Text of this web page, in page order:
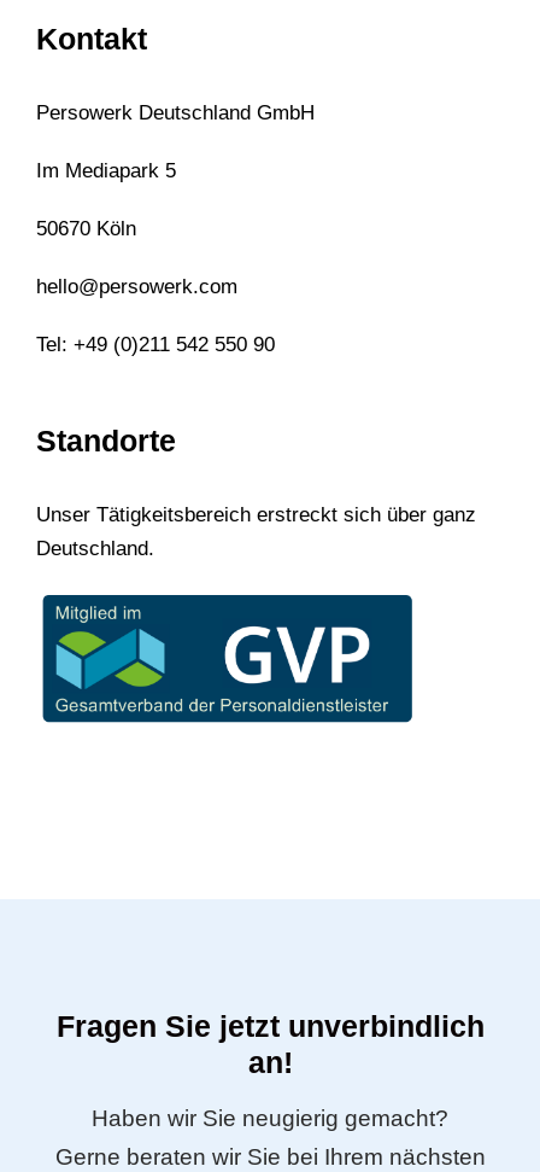
Kontakt
Persowerk Deutschland GmbH
Im Mediapark 5
50670 Köln
hello@persowerk.com
Tel: +49 (0)211 542 550 90
Standorte
Unser Tätigkeitsbereich erstreckt sich über ganz
Deutschland.
Fragen Sie jetzt unverbindlich
an!
Haben wir Sie neugierig gemacht?
Gerne beraten wir Sie bei Ihrem nächsten